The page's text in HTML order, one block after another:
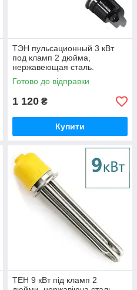
ТЭН пульсационный 3 кВт
под кламп 2 дюйма,
нержавеющая сталь.
Готово до відправки
1 120 ₴
Купити
ТЕН 9 кВт під кламп 2